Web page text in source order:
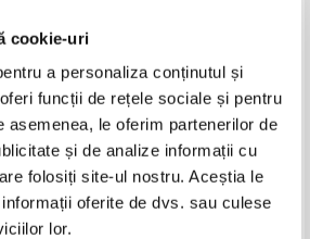
cookie-uri
a personaliza conținutul și
funcții de rețele sociale și pentru
asemenea, le oferim partenerilor de
și de analize informații cu
folosiți site-ul nostru. Aceștia le
oferite de dvs. sau culese
lor.
Louis
tara
Alexander von Humboldt -